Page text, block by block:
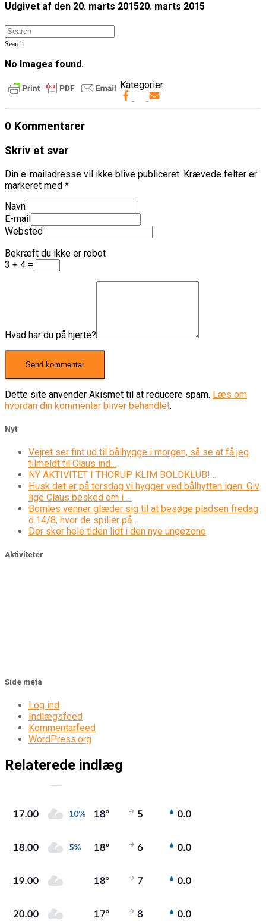
Udgivet af den 20. marts 201520. marts 2015
Search
No Images found.
Kategorier:
0 Kommentarer
Skriv et svar
Din e-mailadresse vil ikke blive publiceret. Krævede felter er
markeret med *
Navn
E-mail
Websted
Bekræft du ikke er robot
3 + 4 =
Hvad har du på hjerte?
Dette site anvender Akismet til at reducere spam. Læs om
hvordan din kommentar bliver behandlet.
Nyt
Vejret ser fint ud til bålhygge i morgen, så se at få jeg
tilmeldt til Claus ind…
NY AKTIVITET I THORUP KLIM BOLDKLUB!…
Husk det er på torsdag vi hygger ved bålhytten igen. Giv
lige Claus besked om i …
Bomles venner glæder sig til at besøge pladsen fredag
d.14/8, hvor de spiller på…
Der sker hele tiden lidt i den nye ungezone
Aktiviteter
Side meta
Log ind
Indlægsfeed
Kommentarfeed
WordPress.org
Relaterede indlæg